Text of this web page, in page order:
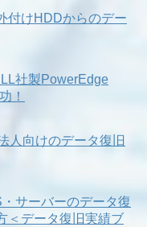
付けHDDからのデー
社製PowerEdge
！
人向けのデータ復旧
サーバーのデータ復
＜データ復旧実績ブ